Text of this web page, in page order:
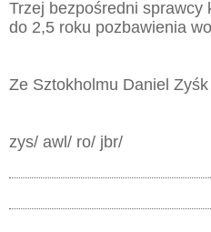
Trzej bezpośredni sprawcy
do 2,5 roku pozbawienia
Ze Sztokholmu Daniel Zyśk
zys/ awl/ ro/ jbr/